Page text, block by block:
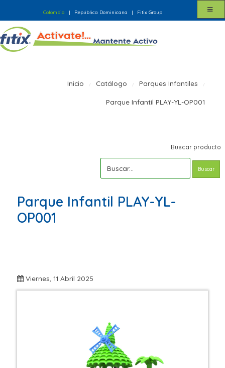
Colombia | República Dominicana | Fitix Group
Inicio Catálogo Parques Infantiles
Parque Infantil PLAY-YL-OP001
Buscar producto
Buscar
Parque Infantil PLAY-YL-
OP001
Viernes, 11 Abril 2025